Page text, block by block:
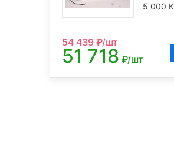
5 000 К
54 439₽/шт
51 718 ₽/шт